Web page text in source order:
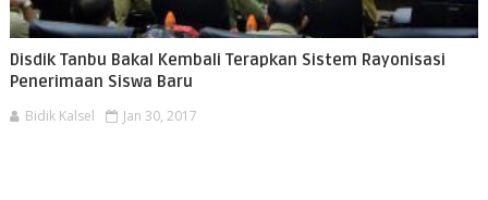
Disdik Tanbu Bakal Kembali Terapkan Sistem Rayonisasi
Penerimaan Siswa Baru
Bidik Kalsel Jan 30, 2017